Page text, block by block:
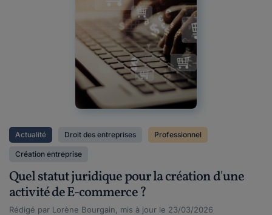
Actualité Droit des entreprises Professionnel
Création entreprise
Quel statut juridique pour la création d'une
activité de E-commerce ?
Rédigé par Lorène Bourgain, mis à jour le 23/03/2026